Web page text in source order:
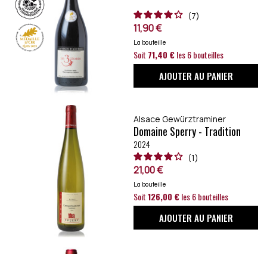
7
11,90 €
La bouteille
Soit 71,40 €les 6 bouteilles
AJOUTER AU PANIER
Alsace Gewürztraminer
Domaine Sperry - Tradition
2024
1
21,00 €
La bouteille
Soit126,00 €les 6 bouteilles
AJOUTER AU PANIER